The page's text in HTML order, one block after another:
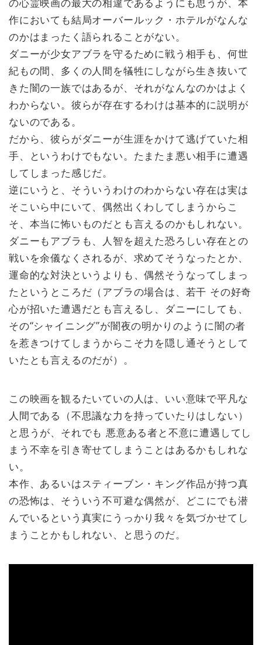
作においても結局オーバールック・ホテルがなんな
のかはまったく語られることがない。
ダニーが少女アブラを守るために戦う相手も、何世
紀もの間、多くの人間を犠牲にしながら生き抜いて
きた闇の一族ではあるが、それがなんなのかはよく
わからない。彼らが存在するわけは基本的に説明が
ないのである。
だから、彼らがダニーが生涯をかけて逃げていた相
手、というわけでもない。たまたま悪い相手に遭遇
してしまった感じだ。
逆にいうと、そういうわけのわからない存在は実は
そこいら中にいて、偶然出くわしてしまうからこ
そ、本当に怖いものだとも言えるのかもしれない。
ダニーもアブラも、人智を超えた恐ろしい存在との
戦いを余儀なくされるが、求めてそうなったとか、
運命的な対決というよりも、偶然そうなってしまっ
たというところだ（アブラの場合は、若干 その好奇
心が招いた遭遇だとも言えるし、ダニーにしても、
その“シャイニング”が闇夜の明かりのように闇の者
を惹きつけてしまうからこそ力を隠し通そうとして
いたとも言えるのだが）。
この映画を観るたいていの人は、いい意味で平凡な
人間である（不思議な力を持っていたりはしない）
と思うが、それでも 悪意ある者と不意に遭遇してし
まう不幸を引き寄せてしまうことはあるかもしれな
い。
本作、あるいはスティーブン・キング作品が持つ真
の恐怖は、そういう不可避な偶然が、どこにでも潜
んでいるという真実にうっかり我々を気づかせてし
まうことかもしれない、と思うのだ。